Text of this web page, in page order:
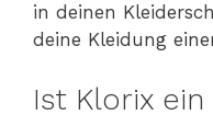
in deinen
deine Kleidung
Ist Klorix